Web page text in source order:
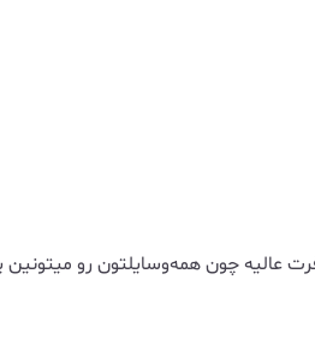
عالیه چون همه‌وسایلتون رو